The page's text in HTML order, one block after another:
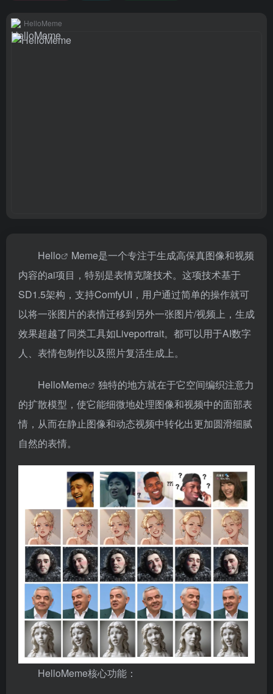
HelloMeme
Hello
Meme是一个专注于生成高保真图像和视频
内容的ai项目，特别是表情克隆技术。这项技术基于
SD1.5架构，支持ComfyUI，用户通过简单的操作就可
以将一张图片的表情迁移到另外一张图片/视频上，生成
效果超越了同类工具如Liveportrait。都可以用于AI数字
人、表情包制作以及照片复活生成上。
HelloMeme
独特的地方就在于它空间编织注意力
的扩散模型，使它能细微地处理图像和视频中的面部表
情，从而在静止图像和动态视频中转化出更加圆滑细腻
自然的表情。
HelloMeme核心功能：